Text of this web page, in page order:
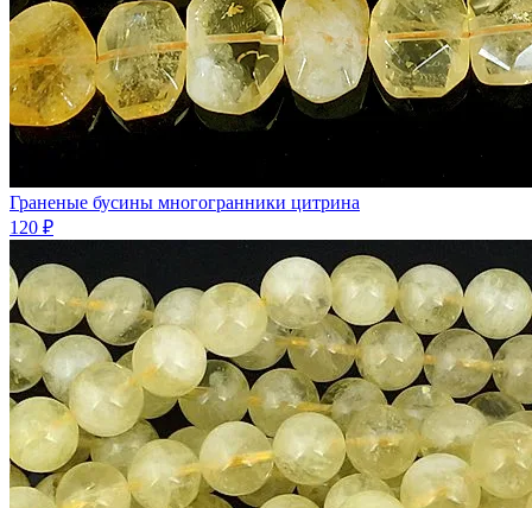
Граненые бусины многогранники цитрина
120 ₽